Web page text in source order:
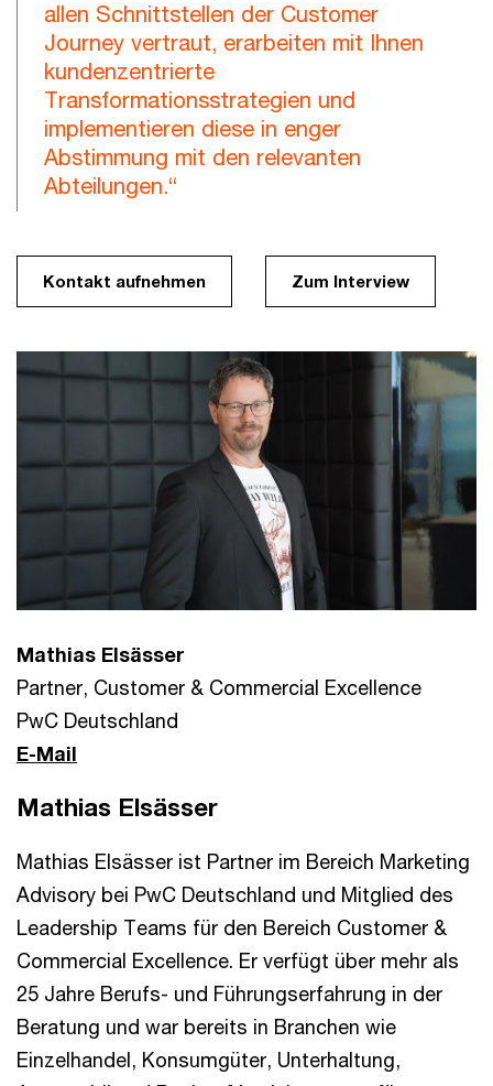
allen Schnittstellen der Customer
Journey vertraut, erarbeiten mit Ihnen
kundenzentrierte
Transformationsstrategien und
implementieren diese in enger
Abstimmung mit den relevanten
Abteilungen.“
Kontakt aufnehmen Zum Interview
Mathias Elsässer
Partner, Customer & Commercial Excellence
PwC Deutschland
E-Mail
Mathias Elsässer
Mathias Elsässer ist Partner im Bereich Marketing
Advisory bei PwC Deutschland und Mitglied des
Leadership Teams für den Bereich Customer &
Commercial Excellence. Er verfügt über mehr als
25 Jahre Berufs- und Führungserfahrung in der
Beratung und war bereits in Branchen wie
Einzelhandel, Konsumgüter, Unterhaltung,